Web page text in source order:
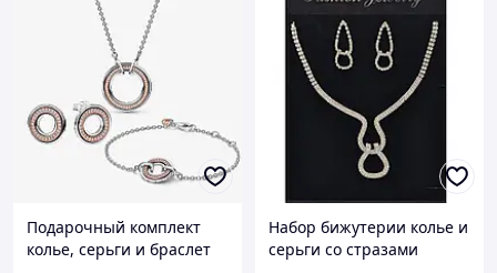
Подарочный комплект
колье, серьги и браслет
Набор бижутерии колье и
серьги со стразами